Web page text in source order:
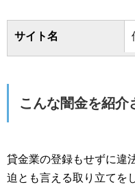
サイト名
こんな闇金を紹介
貸金業の登録もせずに違
迫とも言える取り立てを